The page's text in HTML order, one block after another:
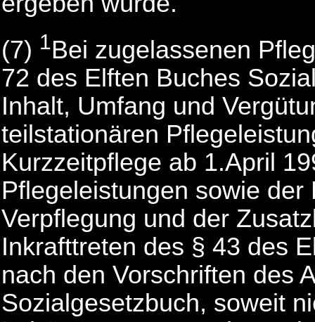
(7) 1Bei zugelassenen
72 des Elften Buches
Inhalt, Umfang und
teilstationären
Kurzzeitpflege ab 1.April
Pflegeleistungen sowie
Verpflegung und der
Inkrafttreten des § 43 des
nach den Vorschriften des
Sozialgesetzbuch, soweit